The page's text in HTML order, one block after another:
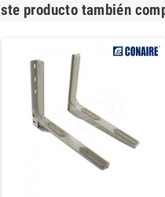
producto también